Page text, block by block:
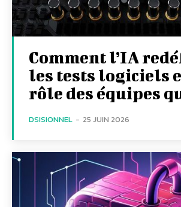
Comment l’IA
les tests logiciels
rôle des équipes
DSISIONNEL - 25 JUIN 2026